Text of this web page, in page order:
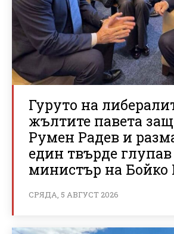
Гуруто на
жълтите павета
Румен Радев и
един твърде глупав
министър на Бойко
СРЯДА, 5 АВГУСТ 2026